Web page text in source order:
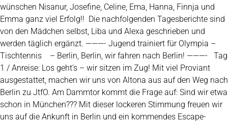
wünschen Nisanur, Josefine, Celine, Ema, Hanna, Finnja und
Emma ganz viel Erfolg!! Die nachfolgenden Tagesberichte sind
von den Mädchen selbst, Liba und Alexa geschrieben und
werden täglich ergänzt. ———- Jugend trainiert für Olympia –
Tischtennis – Berlin, Berlin, wir fahren nach Berlin! ———- Tag
1 / Anreise: Los geht‘s – wir sitzen im Zug! Mit viel Proviant
ausgestattet, machen wir uns von Altona aus auf den Weg nach
Berlin zu JtfO. Am Dammtor kommt die Frage auf: Sind wir etwa
schon in München??? Mit dieser lockeren Stimmung freuen wir
uns auf die Ankunft in Berlin und ein kommendes Escape-